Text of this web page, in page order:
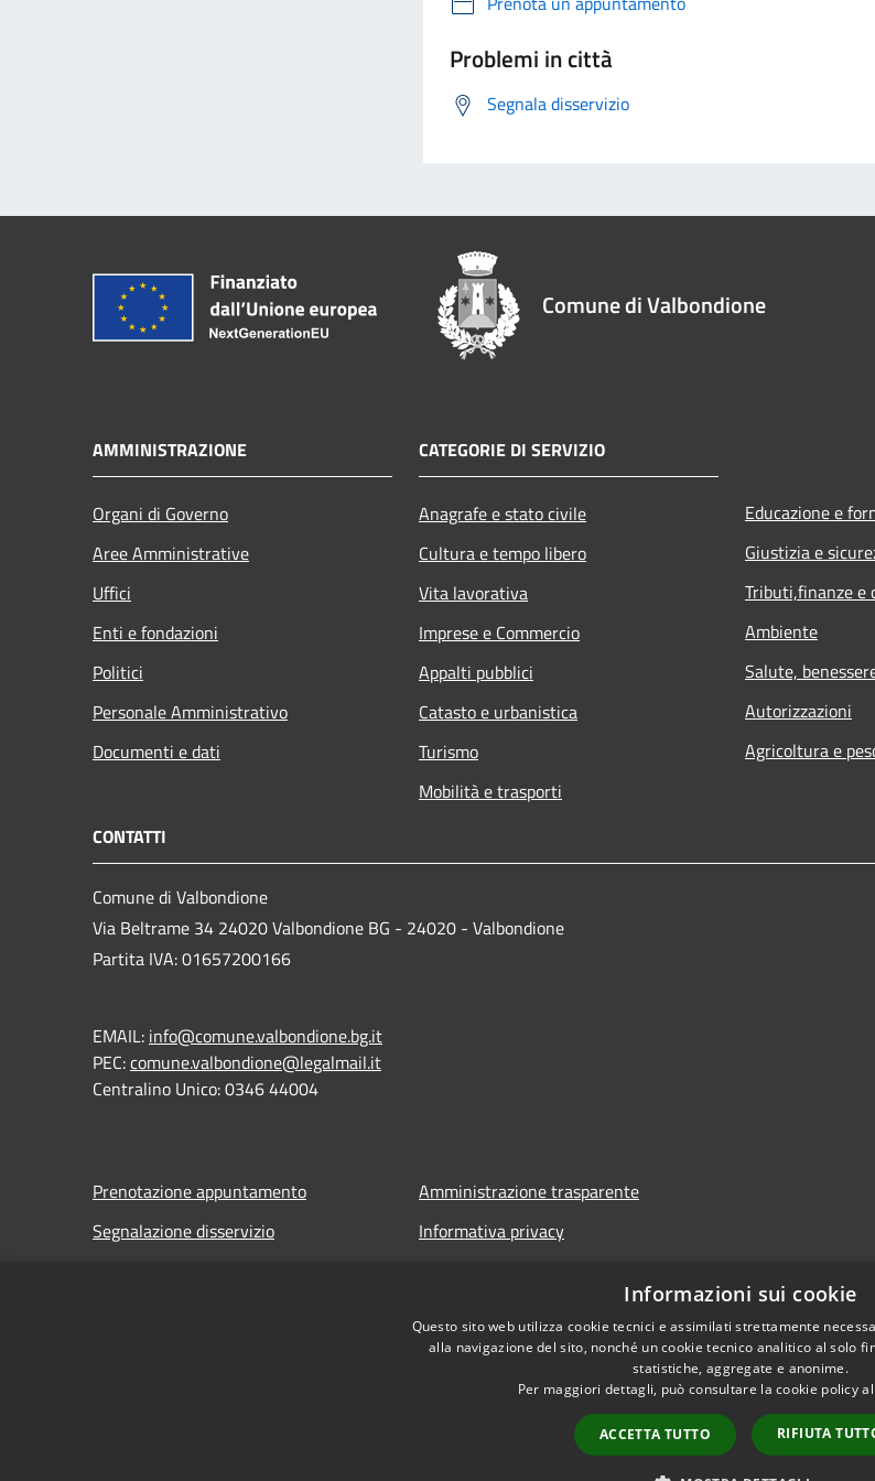
Problemi in città
Segnala disservizio
Comune di Valbondione
AMMINISTRAZIONE
Organi di Governo
Aree Amministrative
Uffici
Enti e fondazioni
Politici
Personale Amministrativo
Documenti e dati
CATEGORIE DI SERVIZIO
Anagrafe e stato civile
Cultura e tempo libero
Vita lavorativa
Imprese e Commercio
Appalti pubblici
Catasto e urbanistica
Turismo
Mobilità e trasporti
Educazione e
Giustizia e
Tributi,finanze e
Ambiente
Salute,
Autorizzazioni
Agricoltura e
CONTATTI
Comune di Valbondione
Via Beltrame 34 24020 Valbondione BG - 24020 - Valbondione
Partita IVA: 01657200166
EMAIL: info@comune.valbondione.bg.it
PEC:comune.valbondione@legalmail.it
Centralino Unico: 0346 44004
Prenotazione appuntamento
Segnalazione disservizio
Amministrazione trasparente
Informativa privacy
Dichiarazione di accessibilità
Informazioni sui cookie
Questo sito web utilizza cookie tecnici e assimilati strettamente
alla navigazione del sito, nonché un cookie tecnico analitico al solo
statistiche, aggregate e anonime.
Per maggiori dettagli, può consultare la cookie policy
ACCETTA TUTTO RIFIUTA